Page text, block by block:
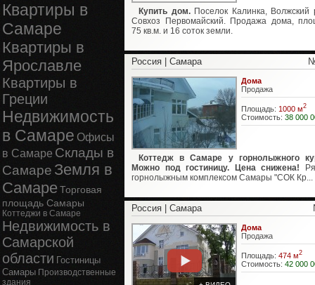
Квартиры в
Самаре
Квартиры в
Ярославле
Квартиры в
Греции
Недвижимость
в Самаре Офисы
в Самаре Склады в
Самаре Земля в
СамареТорговая
площадь Самары
Коттеджи в Самаре
Недвижимость в
Самарской
области Гостиницы
Самары Производственные
здания
Купить дом.Поселок Калинка, Волжский
Совхоз Первомайский. Продажа дома,
75 кв.м. и 16 соток земли.
Россия | Самара
Дома
Продажа
Площадь: 1000 м2
Стоимость: 38 000
Коттедж в Самаре у горнолыжного
Можно под гостиницу. Цена снижена!
горнолыжным комплексом Самары "СОК Кр...
Россия | Самара
Дома
Продажа
Площадь: 474 м2
Стоимость: 42 000